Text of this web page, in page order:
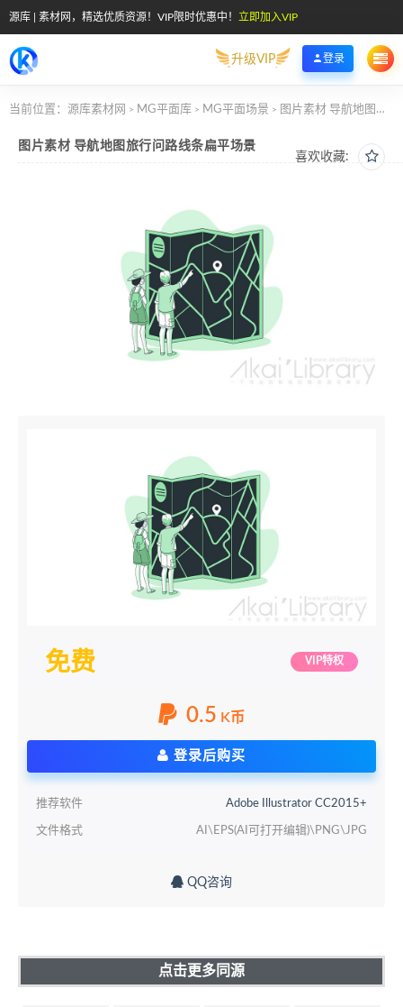
源库 | 素材网，精选优质资源！VIP限时优惠中！ 立即加入VIP
升级VIP 登录
当前位置： 源库素材网 > MG平面库 > MG平面场景 > 图片素材 导航地图旅行问路线条扁平场景
喜欢收藏:
图片素材 导航地图旅行问路线条扁平场景
免费 VIP特权
0.5 K币
登录后购买
推荐软件 Adobe Illustrator CC2015+
文件格式 AI\EPS(AI可打开编辑)\PNG\JPG
QQ咨询
点击更多同源